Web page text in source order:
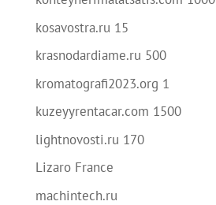
kosavostra.ru 15
krasnodardiame.ru 500
kromatografi2023.org 1
kuzeyyrentacar.com 1500
lightnovosti.ru 170
Lizaro France
machintech.ru